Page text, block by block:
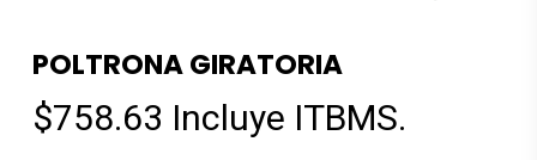
POLTRONA GIRATORIA
$758.63 Incluye ITBMS.